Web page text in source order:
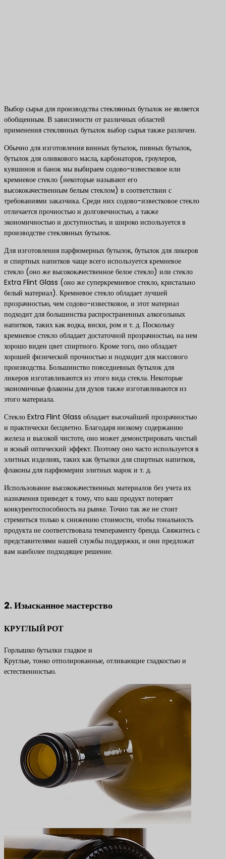
Выбор сырья для производства стеклянных бутылок не является
обобщенным. В зависимости от различных областей
применения стеклянных бутылок выбор сырья также различен.
Обычно для изготовления винных бутылок, пивных бутылок,
бутылок для оливкового масла, карбонаторов, гроулеров,
кувшинов и банок мы выбираем содово-известковое или
кремневое стекло (некоторые называют его
высококачественным белым стеклом) в соответствии с
требованиями заказчика. Среди них содово-известковое стекло
отличается прочностью и долговечностью, а также
экономичностью и доступностью, и широко используется в
производстве стеклянных бутылок.
Для изготовления парфюмерных бутылок, бутылок для ликеров
и спиртных напитков чаще всего используется кремневое
стекло (оно же высококачественное белое стекло) или стекло
Extra Flint Glass (оно же суперкремневое стекло, кристально
белый материал). Кремневое стекло обладает лучшей
прозрачностью, чем содово-известковое, и этот материал
подходит для большинства распространенных алкогольных
напитков, таких как водка, виски, ром и т. д. Поскольку
кремневое стекло обладает достаточной прозрачностью, на нем
хорошо виден цвет спиртного. Кроме того, оно обладает
хорошей физической прочностью и подходит для массового
производства. Большинство повседневных бутылок для
ликеров изготавливаются из этого вида стекла. Некоторые
экономичные флаконы для духов также изготавливаются из
этого материала.
Стекло Extra Flint Glass обладает высочайшей прозрачностью
и практически бесцветно. Благодаря низкому содержанию
железа и высокой чистоте, оно может демонстрировать чистый
и ясный оптический эффект. Поэтому оно часто используется в
элитных изделиях, таких как бутылки для спиртных напитков,
флаконы для парфюмерии элитных марок и т. д.
Использование высококачественных материалов без учета их
назначения приведет к тому, что ваш продукт потеряет
конкурентоспособность на рынке. Точно так же не стоит
стремиться только к снижению стоимости, чтобы тональность
продукта не соответствовала темпераменту бренда. Свяжитесь с
представителями нашей службы поддержки, и они предложат
вам наиболее подходящее решение.
2. Изысканное мастерство
КРУГЛЫЙ РОТ
Горлышко бутылки гладкое и
Круглые, тонко отполированные, отливающие гладкостью и
естественностью.